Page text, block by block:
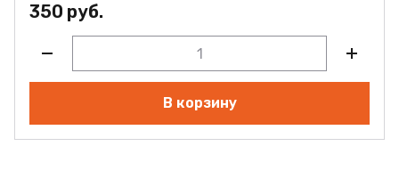
350 руб.
В корзину